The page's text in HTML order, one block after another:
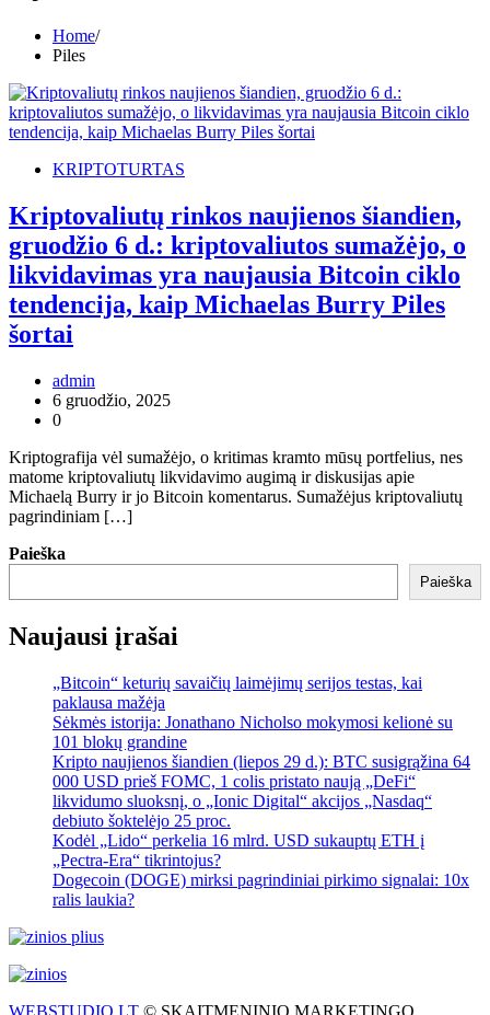
Home
Piles
KRIPTOTURTAS
Kriptovaliutų rinkos naujienos šiandien,
gruodžio 6 d.: kriptovaliutos sumažėjo, o
likvidavimas yra naujausia Bitcoin ciklo
tendencija, kaip Michaelas Burry Piles
šortai
admin
6 gruodžio, 2025
0
Kriptografija vėl sumažėjo, o kritimas kramto mūsų portfelius, nes
matome kriptovaliutų likvidavimo augimą ir diskusijas apie
Michaelą Burry ir jo Bitcoin komentarus. Sumažėjus kriptovaliutų
pagrindiniam […]
Paieška
Paieška
Naujausi įrašai
„Bitcoin“ keturių savaičių laimėjimų serijos testas, kai
paklausa mažėja
Sėkmės istorija: Jonathano Nicholso mokymosi kelionė su
101 blokų grandine
Kripto naujienos šiandien (liepos 29 d.): BTC susigrąžina 64
000 USD prieš FOMC, 1 colis pristato naują „DeFi“
likvidumo sluoksnį, o „Ionic Digital“ akcijos „Nasdaq“
debiuto šoktelėjo 25 proc.
Kodėl „Lido“ perkelia 16 mlrd. USD sukauptų ETH į
„Pectra-Era“ tikrintojus?
Dogecoin (DOGE) mirksi pagrindiniai pirkimo signalai: 10x
ralis laukia?
WEBSTUDIO.LT © SKAITMENINIO MARKETINGO